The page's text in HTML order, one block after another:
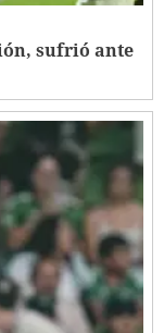
sufrió ante